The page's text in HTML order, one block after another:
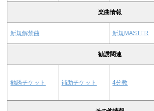
楽曲情報
新規解禁曲 新規MASTER
勧誘関連
勧誘チケット 補助チケット 4分教